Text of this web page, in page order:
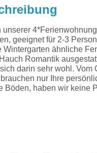
geeignet für 2-3
Wintergarten ähnliche
Romantik
darin sehr wohl.
nur Ihre
Böden, haben wir keine